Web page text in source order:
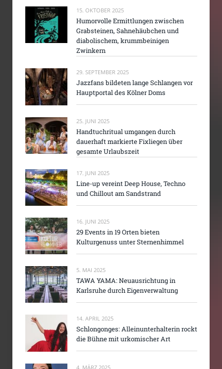
15. OKTOBER 2025
Humorvolle Ermittlungen zwischen
Grabsteinen, Sahnehäubchen und
diabolischem, krummbeinigen
Zwinkern
29. SEPTEMBER 2025
Jazzfans bildeten lange Schlangen vor
Hauptportal des Kölner Doms
25. JUNI 2025
Handtuchritual umgangen durch
dauerhaft markierte Fixliegen über
gesamte Urlaubszeit
17. JUNI 2025
Line-up vereint Deep House, Techno
und Chillout am Sandstrand
16. JUNI 2025
29 Events in 19 Orten bieten
Kulturgenuss unter Sternenhimmel
5. MAI 2025
TAWA YAMA: Neuausrichtung in
Karlsruhe durch Eigenverwaltung
14. APRIL 2025
Schlongonges: Alleinunterhalterin rockt
die Bühne mit urkomischer Art
4. MÄRZ 2025